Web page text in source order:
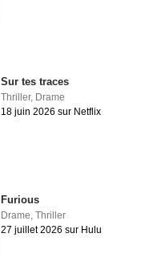
Sur tes traces
Thriller, Drame
18 juin 2026 sur Netflix
Furious
Drame, Thriller
27 juillet 2026 sur Hulu